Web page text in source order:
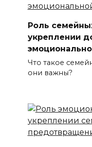
Роль
укреплении
Что такое
они важны?